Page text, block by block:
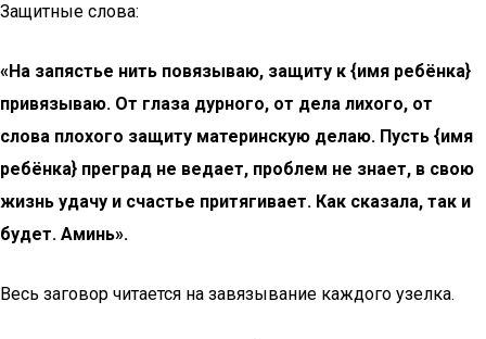
Защитные слова:
«На запястье нить повязываю, защиту к {имя ребёнка}
привязываю. От глаза дурного, от дела лихого, от
слова плохого защиту материнскую делаю. Пусть {имя
ребёнка} преград не ведает, проблем не знает, в свою
жизнь удачу и счастье притягивает. Как сказала, так и
будет. Аминь».
Весь заговор читается на завязывание каждого узелка.